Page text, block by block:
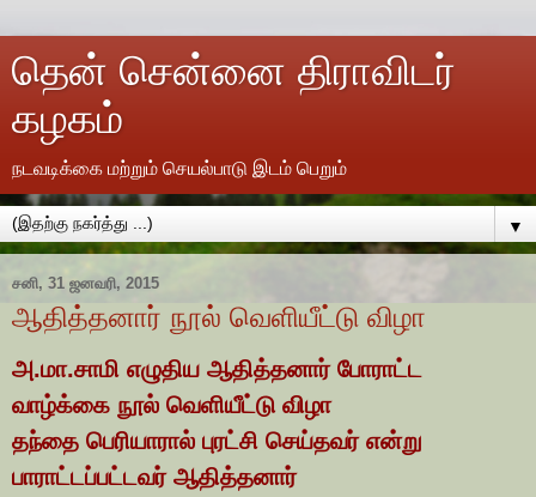
தென் சென்னை திராவிடர்
கழகம்
நடவடிக்கை மற்றும் செயல்பாடு இடம் பெறும்
▼
சனி, 31 ஜனவரி, 2015
ஆதித்தனார் நூல் வெளியீட்டு விழா
அ.மா.சாமி எழுதிய ஆதித்தனார் போராட்ட
வாழ்க்கை நூல் வெளியீட்டு விழா
தந்தை பெரியாரால் புரட்சி செய்தவர் என்று
பாராட்டப்பட்டவர் ஆதித்தனார்